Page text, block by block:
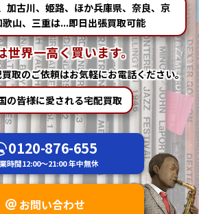
加古川、姫路、ほか兵庫県、奈良、京
山、三重は...即日出張買取可能
世界一高く買います。
取のご依頼はお気軽にお電話ください。
の皆様に愛される宅配買取
0120-876-655
時間12:00～21:00年中無休
お問い合わせ